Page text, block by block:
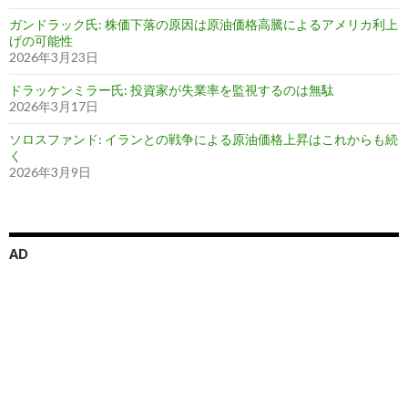
ガンドラック氏: 株価下落の原因は原油価格高騰によるアメリカ利上
げの可能性
2026年3月23日
ドラッケンミラー氏: 投資家が失業率を監視するのは無駄
2026年3月17日
ソロスファンド: イランとの戦争による原油価格上昇はこれからも続
く
2026年3月9日
AD